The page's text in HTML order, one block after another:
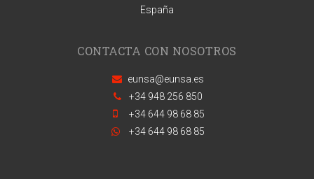
España
CONTACTA CON NOSOTROS
eunsa@eunsa.es
+34 948 256 850
+34 644 98 68 85
+34 644 98 68 85